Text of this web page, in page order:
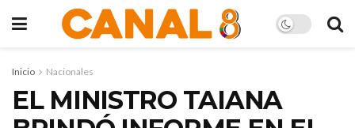
Inicio Nacionales
EL MINISTRO TAIANA